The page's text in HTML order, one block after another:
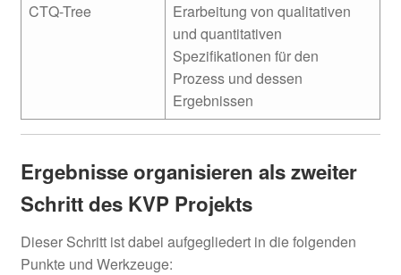
CTQ-Tree
Erarbeitung von qualitativen
und quantitativen
Spezifikationen für den
Prozess und dessen
Ergebnissen
Ergebnisse organisieren als zweiter
Schritt des KVP Projekts
Dieser Schritt ist dabei aufgegliedert in die folgenden
Punkte und Werkzeuge: